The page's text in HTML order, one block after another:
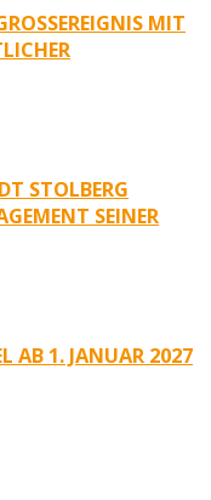
MIT S
S
STOLBERG
SEINER
AB 1. JANUAR 2027